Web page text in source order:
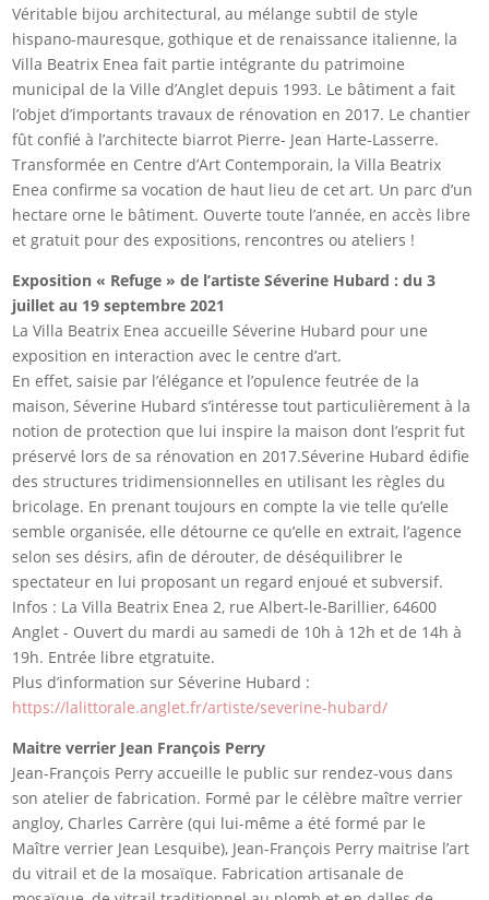
Véritable bijou architectural, au mélange subtil de style
hispano-mauresque, gothique et de renaissance italienne, la
Villa Beatrix Enea fait partie intégrante du patrimoine
municipal de la Ville d’Anglet depuis 1993. Le bâtiment a fait
l’objet d’importants travaux de rénovation en 2017. Le chantier
fût confié à l’architecte biarrot Pierre- Jean Harte-Lasserre.
Transformée en Centre d’Art Contemporain, la Villa Beatrix
Enea confirme sa vocation de haut lieu de cet art. Un parc d’un
hectare orne le bâtiment. Ouverte toute l’année, en accès libre
et gratuit pour des expositions, rencontres ou ateliers !
Exposition « Refuge » de l’artiste Séverine Hubard : du 3
juillet au 19 septembre 2021
La Villa Beatrix Enea accueille Séverine Hubard pour une
exposition en interaction avec le centre d’art.
En effet, saisie par l’élégance et l’opulence feutrée de la
maison, Séverine Hubard s’intéresse tout particulièrement à la
notion de protection que lui inspire la maison dont l’esprit fut
préservé lors de sa rénovation en 2017.Séverine Hubard édifie
des structures tridimensionnelles en utilisant les règles du
bricolage. En prenant toujours en compte la vie telle qu’elle
semble organisée, elle détourne ce qu’elle en extrait, l’agence
selon ses désirs, afin de dérouter, de déséquilibrer le
spectateur en lui proposant un regard enjoué et subversif.
Infos : La Villa Beatrix Enea 2, rue Albert‐le‐Barillier, 64600
Anglet - Ouvert du mardi au samedi de 10h à 12h et de 14h à
19h. Entrée libre etgratuite.
Plus d’information sur Séverine Hubard :
https://lalittorale.anglet.fr/artiste/severine-hubard/
Maitre verrier Jean François Perry
Jean-François Perry accueille le public sur rendez-vous dans
son atelier de fabrication. Formé par le célèbre maître verrier
angloy, Charles Carrère (qui lui-même a été formé par le
Maître verrier Jean Lesquibe), Jean-François Perry maitrise l’art
du vitrail et de la mosaïque. Fabrication artisanale de